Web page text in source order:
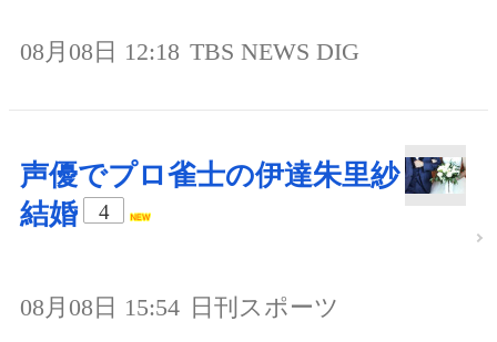
08月08日 12:18 TBS NEWS DIG
声優でプロ雀士の伊達朱里紗
結婚
4
08月08日 15:54 日刊スポーツ